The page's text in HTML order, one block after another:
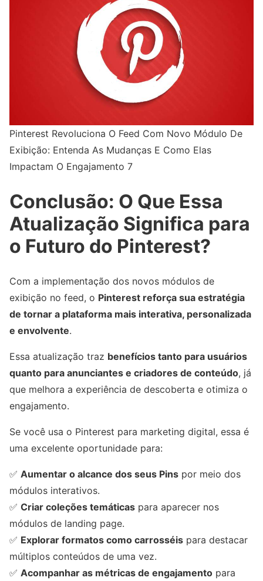
Pinterest Revoluciona O Feed Com Novo Módulo De
Exibição: Entenda As Mudanças E Como Elas
Impactam O Engajamento 7
Conclusão: O Que Essa
Atualização Significa para
o Futuro do Pinterest?
Com a implementação dos novos módulos de
exibição no feed, o Pinterest reforça sua estratégia
de tornar a plataforma mais interativa, personalizada
e envolvente.
Essa atualização traz benefícios tanto para usuários
quanto para anunciantes e criadores de conteúdo, já
que melhora a experiência de descoberta e otimiza o
engajamento.
Se você usa o Pinterest para marketing digital, essa é
uma excelente oportunidade para:
✅ Aumentar o alcance dos seus Pins por meio dos
módulos interativos.
✅ Criar coleções temáticas para aparecer nos
módulos de landing page.
✅ Explorar formatos como carrosséis para destacar
múltiplos conteúdos de uma vez.
✅ Acompanhar as métricas de engajamento para